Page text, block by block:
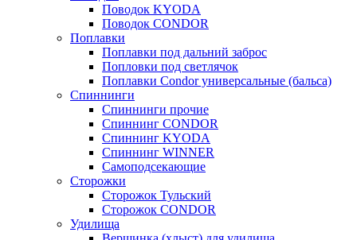
Поводок KYODA
Поводок CONDOR
Поплавки
Поплавки под дальний заброс
Попловки под светлячок
Поплавки Condor универсальные (бальса)
Спиннинги
Спиннинги прочие
Спиннинг CONDOR
Спиннинг KYODA
Спиннинг WINNER
Самоподсекающие
Сторожки
Сторожок Тульский
Сторожок CONDOR
Удилища